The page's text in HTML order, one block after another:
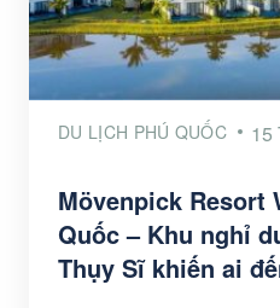
DU LỊCH PHÚ QUỐC 15
Mövenpick Resort
Quốc – Khu nghỉ
Thụy Sĩ khiến ai